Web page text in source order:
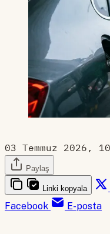
03 Temmuz 2026,
Paylaş
Linki kopyala
Facebook
E-posta